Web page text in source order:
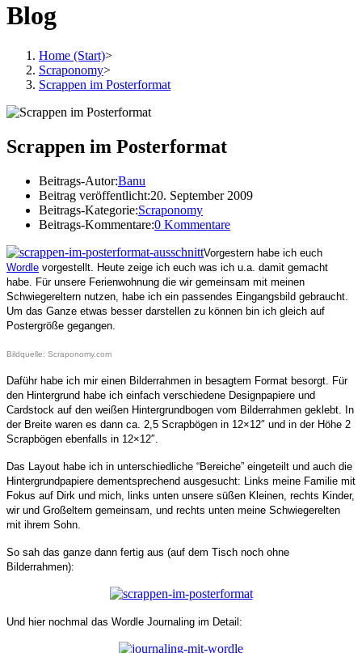
Blog
Home (Start)>
Scraponomy>
Scrappen im Posterformat
Scrappen im Posterformat
Beitrags-Autor:Banu
Beitrag veröffentlicht:20. September 2009
Beitrags-Kategorie:Scraponomy
Beitrags-Kommentare:0 Kommentare
Vorgestern habe ich euch
Wordle vorgestellt. Heute zeige ich euch was ich u.a. damit gemacht
habe. Für unsere Ferienwohnung die wir gemeinsam mit meinen
Schwiegereltern nutzen, habe ich ein passendes Eingangsbild gebraucht.
Um das Ganze etwas besser darstellen zu können bin ich gleich auf
Postergröße gegangen.
Bildquelle: Scraponomy.com
Daführ habe ich mir einen Bilderrahmen in besagtem Format besorgt. Für
den Hintergrund habe ich einfach verschiedene Designpapiere und
Cardstock auf den weißen Hintergrundbogen vom Bilderrahmen geklebt. In
der Breite waren es dann ca. 2,5 Scrapbögen in 12×12″ und in der Höhe 2
Scrapbögen ebenfalls in 12×12″.
Das Layout habe ich in unterschiedliche “Bereiche” eingeteilt und auch die
Hintergrundpapiere dementsprechend ausgesucht: Links meine Familie mit
Fokus auf Dirk und mich, links unten unsere süßen Kleinen, rechts Kinder,
wir und Großeltern gemeinsam, und rechts unten meine Schwiegerelten
mit ihrem Sohn.
So sah das ganze dann fertig aus (auf dem Tisch noch ohne
Bilderrahmen):
Und hier nochmal das Wordle Journaling im Detail: